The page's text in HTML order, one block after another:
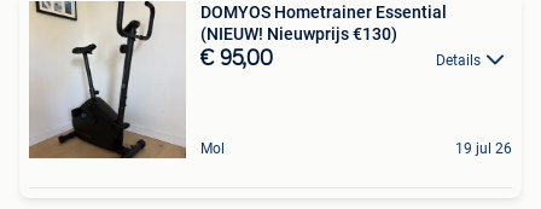
DOMYOS Hometrainer Essential
(NIEUW! Nieuwprijs €130)
€ 95,00 Details
Mol 19 jul 26